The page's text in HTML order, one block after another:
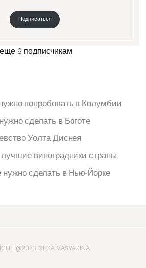
Подписаться
9 подписчикам
попробовать в Колумбии
сделать в Боготе
Уолта Диснея.
виноградники страны.
нужно сделать в Нью-Йорке
@2023 OLGA VASYAGINA